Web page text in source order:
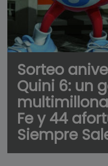
Sorteo
Quini 6: un
Fe y 44
Siempre